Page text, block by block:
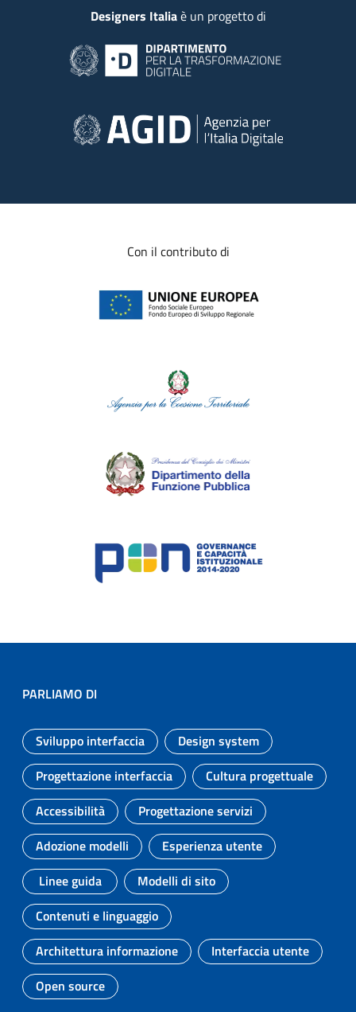
Designers Italiaè un progetto di
Con il contributo di
PARLIAMO DI
Argomento:
Sviluppo interfaccia
Argomento:
Design system
Argomento:
Progettazione interfaccia
Argomento:
Cultura progettuale
Argomento:
Accessibilità
Argomento:
Progettazione servizi
Argomento:
Adozione modelli
Argomento:
Esperienza utente
Argomento:
Linee guida
Argomento:
Modelli di sito
Argomento:
Contenuti e linguaggio
Argomento:
Architettura informazione
Argomento:
Interfaccia utente
Argomento:
Open source